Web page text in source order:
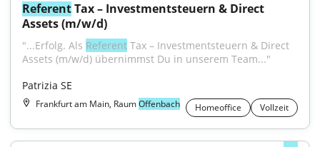
Referent Tax – Investmentsteuern & Direct
Assets (m/w/d)
"...Erfolg. Als Referent Tax – Investmentsteuern & Direct
Assets (m/w/d) übernimmst Du in unserem Team..."
Patrizia SE
Frankfurt am Main, RaumOffenbach Homeoffice Vollzeit